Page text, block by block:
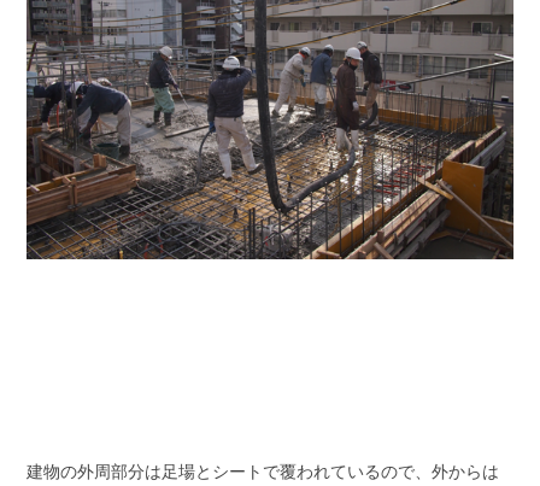
建物の外周部分は足場とシートで覆われているので、外からは